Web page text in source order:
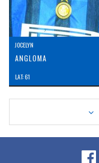
JOCELYN
ANGLOMA
LAT: 61